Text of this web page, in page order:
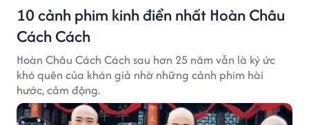
10 cảnh phim kinh điển nhất Hoàn Châu
Cách Cách
Hoàn Châu Cách Cách sau hơn 25 năm vẫn là ký ức
khó quên của khán giả nhờ những cảnh phim hài
hước, cảm động.